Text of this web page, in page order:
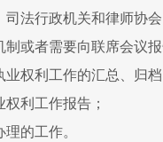
司法行政机关和律师
制或者需要向联席会
业权利工作的汇总、归
利工作报告；
的工作。